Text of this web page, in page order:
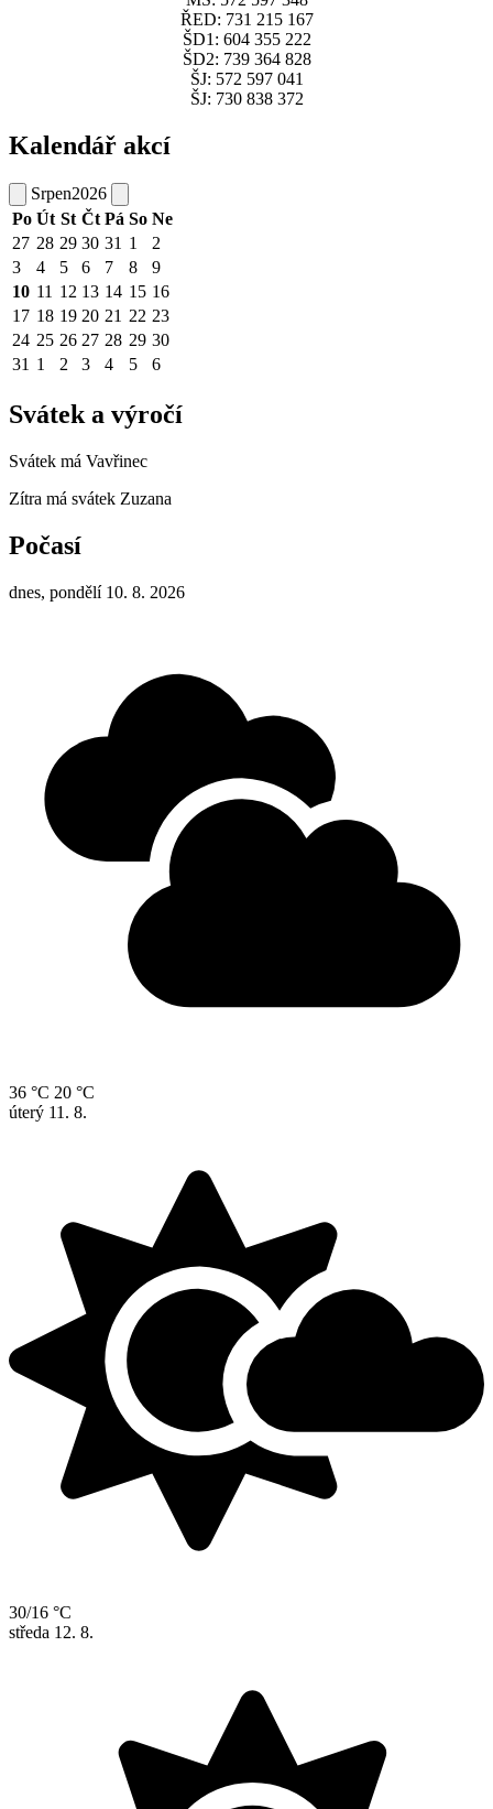
ŘED: 731 215 167
ŠD1: 604 355 222
ŠD2: 739 364 828
ŠJ: 572 597 041
ŠJ: 730 838 372
Kalendář akcí
Srpen2026
Po Út St Čt Pá So Ne
27 28 29 30 31 1
2
3
4 5 6 7 8
9
10 11 12 13 14 15 16
17 18 19 20 21 22 23
24 25 26 27 28 29 30
31 1 2 3 4 5 6
Svátek a výročí
Svátek má Vavřinec
Zítra má svátek Zuzana
Počasí
dnes, pondělí 10. 8. 2026
36 °C 20 °C
úterý 11. 8.
30/16 °C
středa 12. 8.